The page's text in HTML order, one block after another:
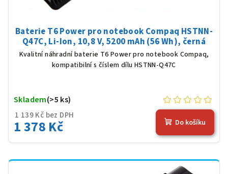
Baterie T6 Power pro notebook Compaq HSTNN-
Q47C, Li-Ion, 10,8 V, 5200 mAh (56 Wh), černá
Kvalitní náhradní baterie T6 Power pro notebook Compaq,
kompatibilní s číslem dílu HSTNN-Q47C
1 139 Kč bez DPH
1 378 Kč
Skladem(>5 ks)
Do košíku